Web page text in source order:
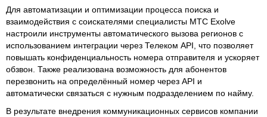
Для автоматизации и оптимизации процесса поиска и
взаимодействия с соискателями специалисты МТС Exolve
настроили инструменты автоматического вызова регионов с
использованием интеграции через Телеком API, что позволяет
повышать конфиденциальность номера отправителя и ускоряет
обзвон. Также реализована возможность для абонентов
перезвонить на определённый номер через API и
автоматически связаться с нужным подразделением по найму.
В результате внедрения коммуникационных сервисов компании